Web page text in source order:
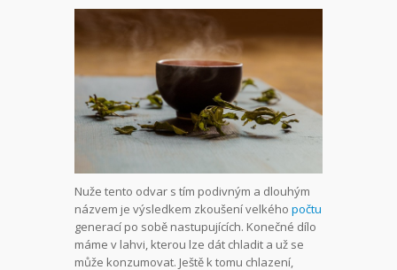
Nuže tento odvar s tím podivným a dlouhým
názvem je výsledkem zkoušení velkého počtu
generací po sobě nastupujících. Konečné dílo
máme v lahvi, kterou lze dát chladit a už se
může konzumovat. Ještě k tomu chlazení,